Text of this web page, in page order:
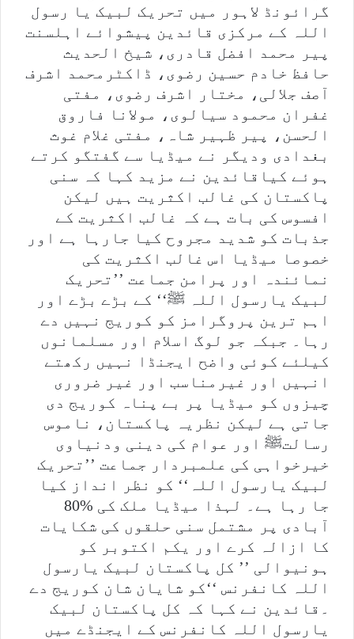
گرائونڈ لاہور میں تحریک لبیک یا رسول
اللہ کے مرکزی قائدین پیشوائے اہلسنت
پیر محمد افضل قادری، شیخ الحدیث
حافظ خادم حسین رضوی، ڈاکٹرمحمد اشرف
آصف جلالی، مختار اشرف رضوی، مفتی
غفران محمود سیالوی، مولانا فاروق
الحسن، پیر ظہیر شاہ، مفتی غلام غوث
بغدادی ودیگر نے میڈیا سے گفتگو کرتے
ہوئے کیاقائدین نے مزید کہا کہ سنی
پاکستان کی غالب اکثریت ہیں لیکن
افسوس کی بات ہے کہ غالب اکثریت کے
جذبات کو شدید مجروح کیا جارہا ہے اور
خصوصا میڈیا اس غالب اکثریت کی
نمائندہ اور پرامن جماعت ’’تحریک
لبیک یارسول اللہ ﷺ‘‘ کے بڑے بڑے اور
اہم ترین پروگرامز کو کوریج نہیں دے
رہا۔ جبکہ جو لوگ اسلام اور مسلمانوں
کیلئے کوئی واضح ایجنڈا نہیں رکھتے
انہیں اور غیرمناسب اور غیر ضروری
چیزوں کو میڈیا پر بے پناہ کوریج دی
جاتی ہے لیکن نظریہ پاکستان، ناموس
رسالتﷺ اور عوام کی دینی ودنیاوی
خیرخواہی کی علمبردار جماعت ’’تحریک
لبیک یارسول اللہ‘‘ کو نظر انداز کیا
جا رہا ہے۔ لہذا میڈیا ملک کی %80
آبادی پر مشتمل سنی حلقوں کی شکایات
کا ازالہ کرے اور یکم اکتوبر کو
ہونیوالی ’’ کل پاکستان لبیک یارسول
اللہ کانفرنس ‘‘کو شایان شان کوریج دے
۔قائدین نے کہا کہ کل پاکستان لبیک
یارسول اللہ کانفرنس کے ایجنڈے میں